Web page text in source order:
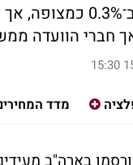
המדד החודשי
חברי הוועדה
מדד